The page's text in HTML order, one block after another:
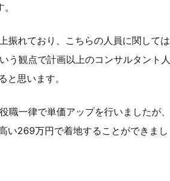
振れており、こちらの人員に関しては
う観点で計画以上のコンサルタント人
思います。
一律で単価アップを行いましたが、
い269万円で着地することができまし